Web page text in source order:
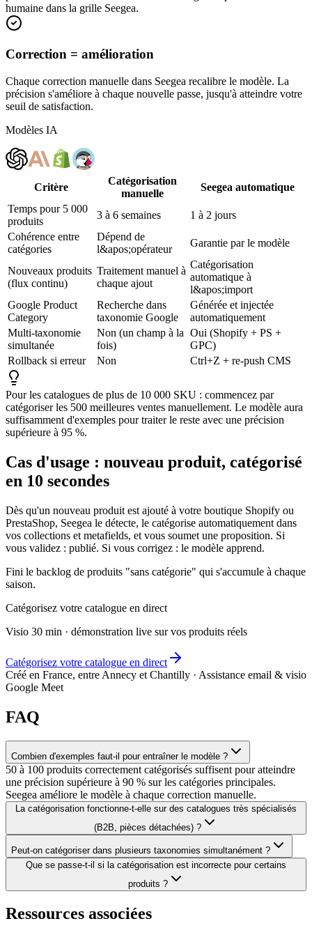
humaine dans la grille Seegea.
Correction = amélioration
Chaque correction manuelle dans Seegea recalibre le modèle. La
précision s'améliore à chaque nouvelle passe, jusqu'à atteindre votre
seuil de satisfaction.
Modèles IA
Critère
Catégorisation
manuelle
Seegea automatique
Temps pour 5 000
produits
3 à 6 semaines
1 à 2 jours
Cohérence entre
catégories
Dépend de
l&apos;opérateur
Garantie par le modèle
Nouveaux produits
(flux continu)
Traitement manuel à
chaque ajout
Catégorisation
automatique à
l&apos;import
Google Product
Category
Recherche dans
taxonomie Google
Générée et injectée
automatiquement
Multi-taxonomie
simultanée
Non (un champ à la
fois)
Oui (Shopify + PS +
GPC)
Rollback si erreur
Non Ctrl+Z + re-push CMS
Pour les catalogues de plus de 10 000 SKU : commencez par
catégoriser les 500 meilleures ventes manuellement. Le modèle aura
suffisamment d'exemples pour traiter le reste avec une précision
supérieure à 95 %.
Cas d'usage : nouveau produit, catégorisé
en 10 secondes
Dès qu'un nouveau produit est ajouté à votre boutique Shopify ou
PrestaShop, Seegea le détecte, le catégorise automatiquement dans
vos collections et metafields, et vous soumet une proposition. Si
vous validez : publié. Si vous corrigez : le modèle apprend.
Fini le backlog de produits "sans catégorie" qui s'accumule à chaque
saison.
Catégorisez votre catalogue en direct
Visio 30 min · démonstration live sur vos produits réels
Catégorisez votre catalogue en direct
Créé en France, entre Annecy et Chantilly · Assistance email & visio
Google Meet
FAQ
Combien d'exemples faut-il pour entraîner le modèle ?
50 à 100 produits correctement catégorisés suffisent pour atteindre
une précision supérieure à 90 % sur les catégories principales.
Seegea améliore le modèle à chaque correction manuelle.
La catégorisation fonctionne-t-elle sur des catalogues très spécialisés
(B2B, pièces détachées) ?
Peut-on catégoriser dans plusieurs taxonomies simultanément ?
Que se passe-t-il si la catégorisation est incorrecte pour certains
produits ?
Ressources associées